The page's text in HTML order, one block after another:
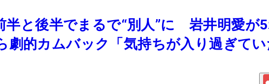
半と後半でまるで“別人”に 岩井明愛が
劇的カムバック「気持ちが入り過ぎて